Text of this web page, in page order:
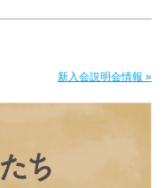
新入会説明会情報 »